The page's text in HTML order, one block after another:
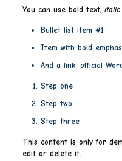
You can use bold text, italic
Bullet list item #1
Item with bold
And a link: official
Step one
Step two
Step three
This content is only for
edit or delete it.